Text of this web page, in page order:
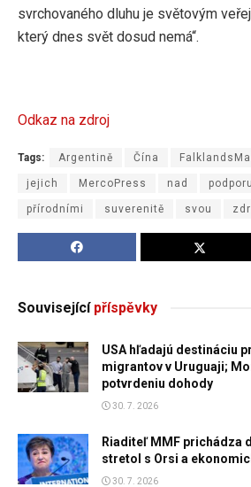
svrchovaného dluhu je světovým
který dnes svět dosud nemá“.
Odkaz na zdroj
Tags: Argentině Čína
jejich MercoPress nad podporu
přírodními suverenitě svou
Souvisejícípříspěvky
USA hľadajú destináciu
migrantov v Uruguaji;
potvrdeniu dohody
30. 7. 2026
Riaditeľ MMF prichádza
stretol s Orsi a
30. 7. 2026